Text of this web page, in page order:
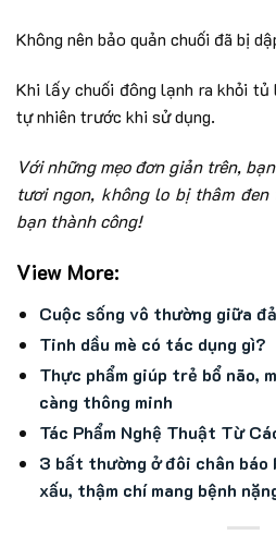
Không nên bảo quản chuối đã bị
Khi lấy chuối đông lạnh ra khỏi tủ
tự nhiên trước khi sử dụng.
Với những mẹo đơn giản trên,
tươi ngon, không lo bị thâm
bạn thành công!
View More:
Cuộc sống vô thường giữa
Tinh dầu mè có tác dụng gì?
Thực phẩm giúp trẻ bổ não,
càng thông minh
Tác Phẩm Nghệ Thuật Từ
3 bất thường ở đôi chân
xấu, thậm chí mang bệnh